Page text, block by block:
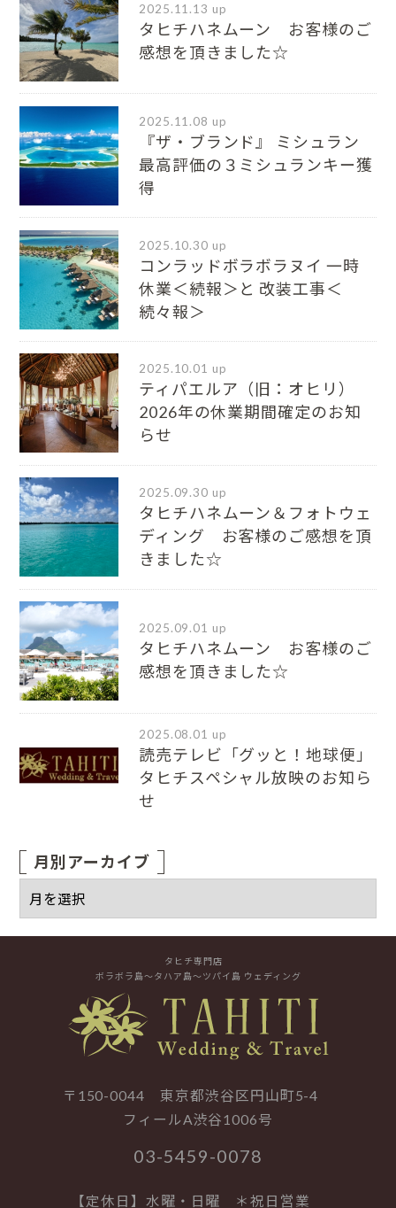
2025.11.13 up
タヒチハネムーン お客様のご
感想を頂きました☆
2025.11.08 up
『ザ・ブランド』 ミシュラン
最⾼評価の３ミシュランキー獲
得
2025.10.30 up
コンラッドボラボラヌイ 一時
休業＜続報＞と 改装工事＜
続々報＞
2025.10.01 up
ティパエルア（旧：オヒリ）
2026年の休業期間確定のお知
らせ
2025.09.30 up
タヒチハネムーン＆フォトウェ
ディング お客様のご感想を頂
きました☆
2025.09.01 up
タヒチハネムーン お客様のご
感想を頂きました☆
2025.08.01 up
読売テレビ「グッと！地球便」
タヒチスペシャル放映のお知ら
せ
月別アーカイブ
タヒチ専門店
ボラボラ島～タハア島～ツパイ島 ウェディング
〒150-0044 東京都渋谷区円山町5-4
フィールA渋谷1006号
03-5459-0078
【定休日】水曜・日曜 ＊祝日営業